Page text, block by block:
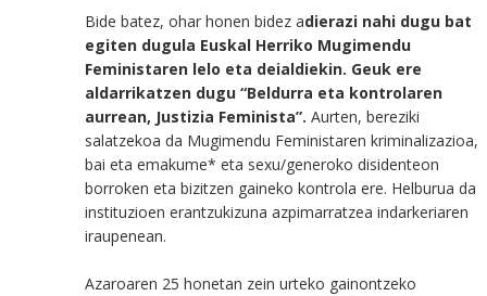
Bide batez, ohar honen bidez adierazi nahi dugu bat
egiten dugula Euskal Herriko Mugimendu
Feministaren lelo eta deialdiekin. Geuk ere
aldarrikatzen dugu “Beldurra eta kontrolaren
aurrean, Justizia Feminista”. Aurten, bereziki
salatzekoa da Mugimendu Feministaren kriminalizazioa,
bai eta emakume* eta sexu/generoko disidenteon
borroken eta bizitzen gaineko kontrola ere. Helburua da
instituzioen erantzukizuna azpimarratzea indarkeriaren
iraupenean.
Azaroaren 25 honetan zein urteko gainontzeko